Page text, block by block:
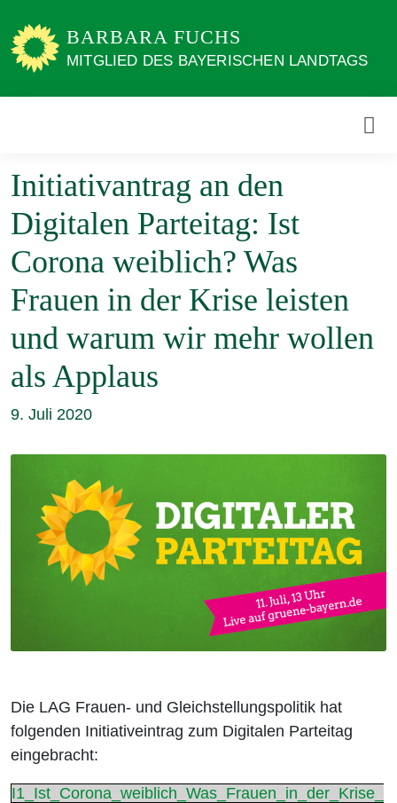
zum
Inhalt
BARBARA FUCHS
MITGLIED DES BAYERISCHEN LANDTAGS
Initiativantrag an den
Digitalen Parteitag: Ist
Corona weiblich? Was
Frauen in der Krise leisten
und warum wir mehr wollen
als Applaus
9. Juli 2020
Die LAG Frauen- und Gleichstellungspolitik hat
folgenden Initiativeintrag zum Digitalen Parteitag
eingebracht:
I1_Ist_Corona_weiblich_Was_Frauen_in_der_Krise_